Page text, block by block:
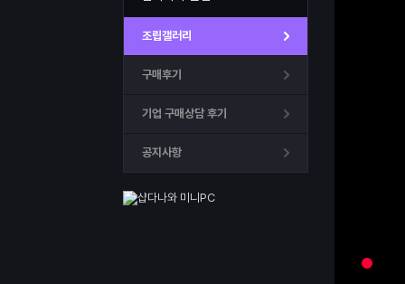
조립갤러리
구매후기
기업 구매상담 후기
공지사항